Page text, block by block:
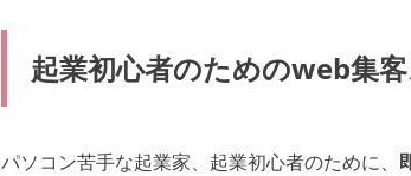
起業初心者のためのweb集
パソコン苦手な起業家、起業初心者のために、